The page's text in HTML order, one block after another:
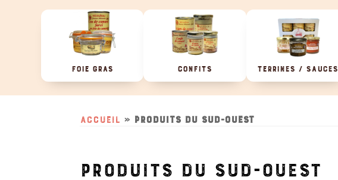
FOIE GRAS CONFITS TERRINES / SAUCES
Accueil » produits du Sud-Ouest
PRODUITS DU SUD-OUEST